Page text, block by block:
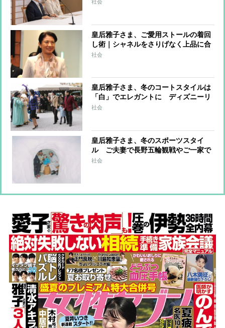
社会
皇后雅子さま、ご愛用ストールの着回
し術｜シャネルをさりげなく上品に合
わせるコーデ
社会
皇后雅子さま、冬のコートスタイルは
「白」でエレガントに ディズニーリ
ゾートへのご家族お出かけ姿も
社会
皇后雅子さま、冬のスポーツスタイ
ル ご夫妻で長野五輪観戦やご一家で
のスキー旅行も
社会